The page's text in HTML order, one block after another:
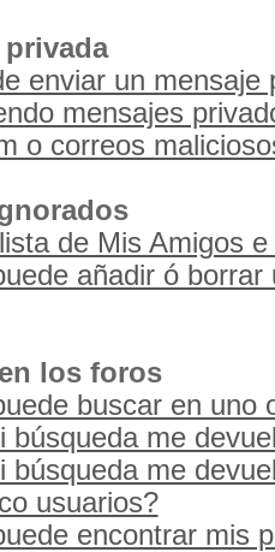
privada
enviar un mensaje
mensajes
o correos
de Mis Amigos
añadir ó
los foros
buscar en uno
búsqueda me
búsqueda me
usuarios?
encontrar mis